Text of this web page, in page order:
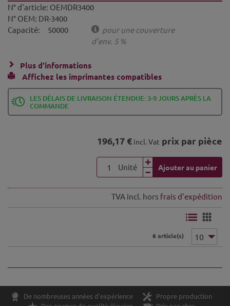
N° d'article: OEMDR3400
N° OEM: DR-3400
Capacité:
50000
pour une couverture
d'env. 5 %
Plus d'informations
Affichez les imprimantes compatibles
LES DÉLAIS DE LIVRAISON ÉTENDUE: 3-9 JOURS APRÈS LA
COMMANDE
196,17 € incl. Vat prix par pièce
Unité Ajouter au panier
TVA incl. hors frais d'expédition
6 article(s)
De nombreuses années d'expérience
Propre production